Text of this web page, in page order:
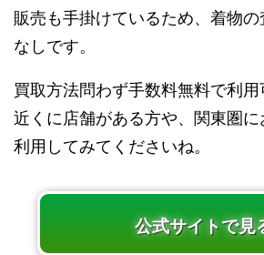
販売も手掛けているため、着物
なしです。
買取方法問わず手数料無料で利
近くに店舗がある方や、関東圏
利用してみてくださいね。
公式サイトで見